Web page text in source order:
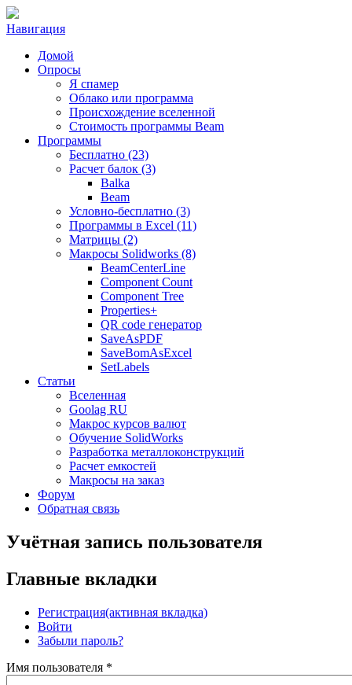
Навигация
Домой
Опросы
Я спамер
Облако или программа
Происхождение вселенной
Стоимость программы Beam
Программы
Бесплатно (23)
Расчет балок (3)
Balka
Beam
Условно-бесплатно (3)
Программы в Excel (11)
Матрицы (2)
Макросы Solidworks (8)
BeamCenterLine
Component Count
Component Tree
Properties+
QR code генератор
SaveAsPDF
SaveBomAsExcel
SetLabels
Статьи
Вселенная
Goolag RU
Макрос курсов валют
Обучение SolidWorks
Разработка металлоконструкций
Расчет емкостей
Макросы на заказ
Форум
Обратная связь
Учётная запись пользователя
Главные вкладки
Регистрация(активная вкладка)
Войти
Забыли пароль?
Имя пользователя *